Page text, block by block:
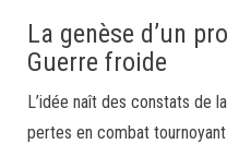
La genèse d’un
Guerre froide
L’idée naît des constats de
pertes en combat